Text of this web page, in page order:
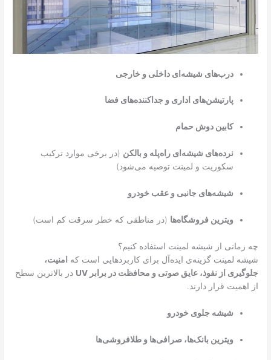
درب‌های شیشه‌ای داخلی و خارجی
پارتیشن‌های اداری و جداکننده‌های فضا
کابین دوش حمام
نرده‌های شیشه‌ای راه‌پله و بالکن (در برخی موارد ترکیب
سکوریت و لمینت توصیه می‌شود)
شیشه‌های جانبی و عقب خودرو
ویترین فروشگاه‌ها (در مناطقی که خطر سرقت کم است)
چه زمانی از شیشه لمینت استفاده کنیم؟
شیشه لمینت گزینه‌ی ایده‌آل برای کاربردهایی است که
امنیت،
جلوگیری از نفوذ، عایق صوتی و محافظت در برابر UV
در بالاترین سطح
از اهمیت قرار دارند.
شیشه جلوی خودرو
ویترین بانک‌ها، صرافی‌ها و طلافروشی‌ها